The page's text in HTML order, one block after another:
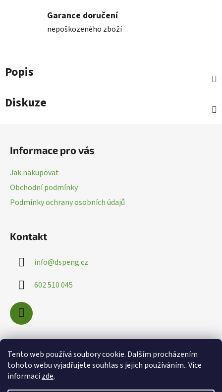
Tento web používá soubory cookie. Dalším procházením
tohoto webu vyjadřujete souhlas s jejich používáním.. Více
informacízde.
Garance doručení
nepoškozeného zboží
Popis
Diskuze
Informace pro vás
Jak nakupovat
Obchodní podmínky
Podmínky ochrany osobních údajů
Kontakt
info@dspeng.cz
602 510 045
Nákupní košík